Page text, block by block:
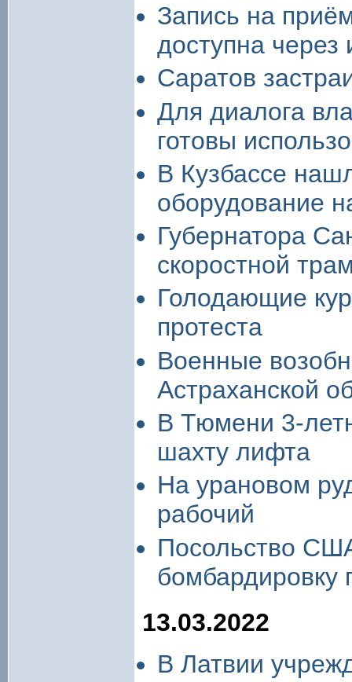
Запись на
доступна через
Саратов
Для диалога
готовы
В Кузбассе
оборудование
Губернатора
скоростной
Голодающие
протеста
Военные
Астраханской
В Тюмени 3-
шахту лифта
На урановом
рабочий
Посольство
бомбардировку
13.03.2022
В Латвии